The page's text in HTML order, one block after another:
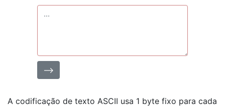
⟶
A codificação de texto ASCII usa 1 byte fixo para cada